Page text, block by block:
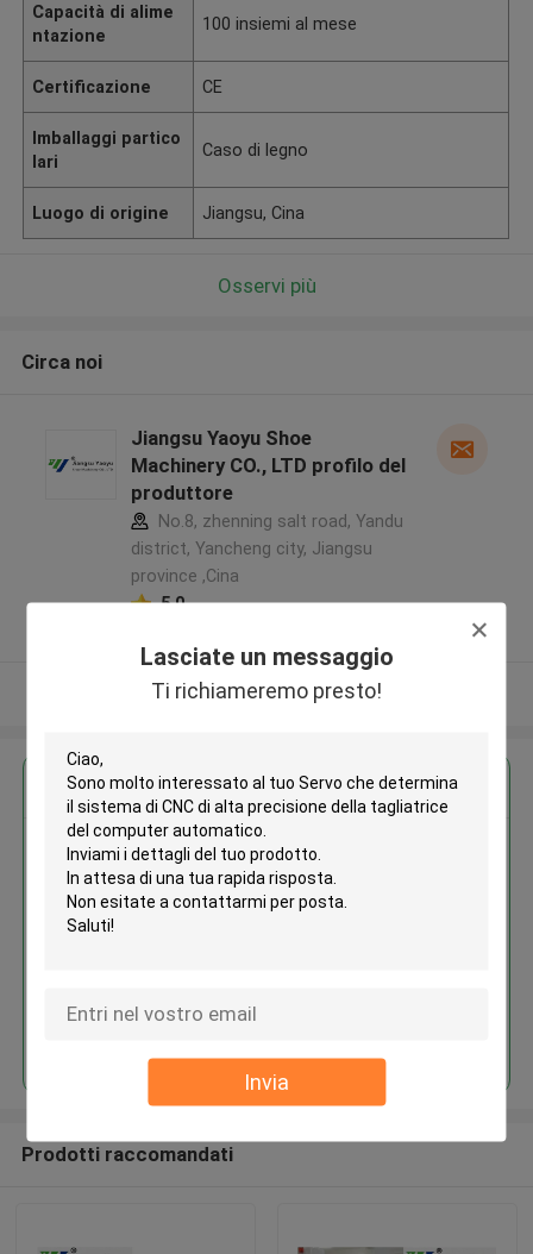
Lasciate un messaggio
Ti richiameremo presto!
Invia
Capacità di alime
ntazione
100 insiemi al mese
Certificazione CE
Imballaggi partico
lari
Caso di legno
Luogo di origine Jiangsu, Cina
Osservi più
Circa noi
Jiangsu Yaoyu Shoe
Machinery CO., LTD profilo del
produttore
No.8, zhenning salt road, Yandu
district, Yancheng city, Jiangsu
province ,Cina
5.0
Osservi più
Ottieni il miglior prezzo per
Servo che determina il sistema
di CNC di alta precisione della
tagliatrice del computer
Prodotti raccomandati